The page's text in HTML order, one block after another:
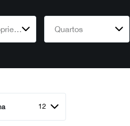
Tipo de propriedade Quartos
12